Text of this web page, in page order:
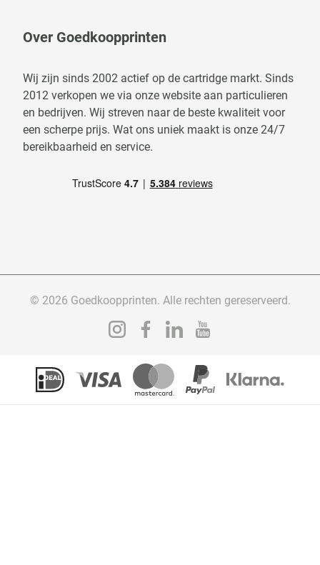
Over Goedkoopprinten
Wij zijn sinds 2002 actief op de cartridge markt. Sinds
2012 verkopen we via onze website aan particulieren
en bedrijven. Wij streven naar de beste kwaliteit voor
een scherpe prijs. Wat ons uniek maakt is onze 24/7
bereikbaarheid en service.
© 2026 Goedkoopprinten. Alle rechten gereserveerd.